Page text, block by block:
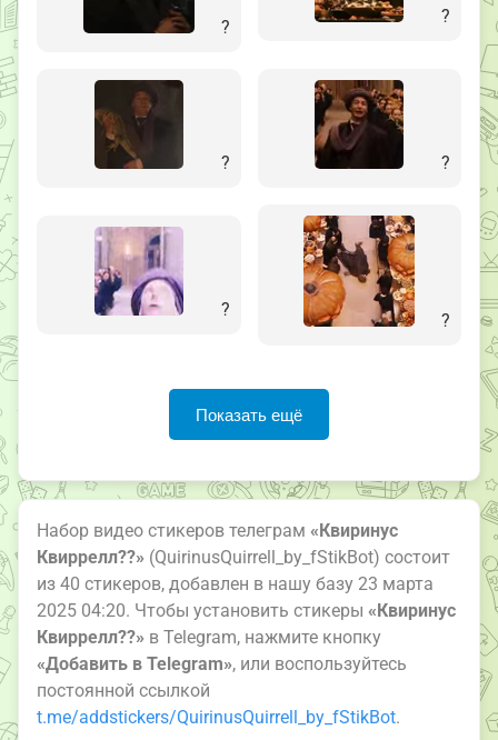
?
?
? ?
?
?
Показать ещё
Набор видео стикеров телеграм «Квиринус
Квиррелл??» (QuirinusQuirrell_by_fStikBot) состоит
из 40 стикеров, добавлен в нашу базу 23 марта
2025 04:20. Чтобы установить стикеры «Квиринус
Квиррелл??» в Telegram, нажмите кнопку
«Добавить в Telegram», или воспользуйтесь
постоянной ссылкой
t.me/addstickers/QuirinusQuirrell_by_fStikBot.